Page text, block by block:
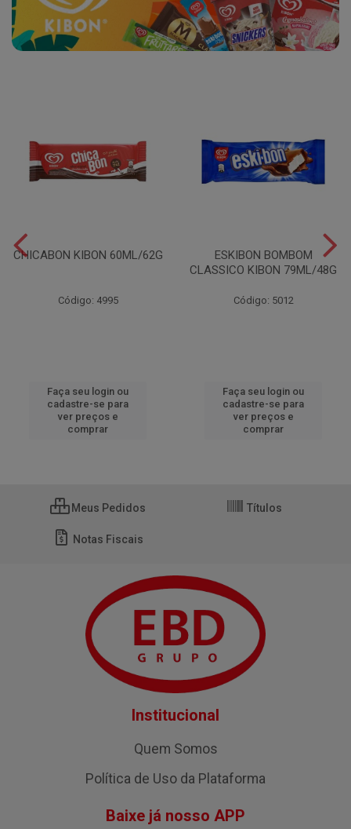
CHICABON KIBON 60ML/62G
Código: 4995
Faça seu login ou
cadastre-se para
ver preços e
comprar
ESKIBON BOMBOM
CLASSICO KIBON 79ML/48G
Código: 5012
Faça seu login ou
cadastre-se para
ver preços e
comprar
Meus Pedidos Títulos
Notas Fiscais
Institucional
Quem Somos
Política de Uso da Plataforma
Baixe já nosso APP